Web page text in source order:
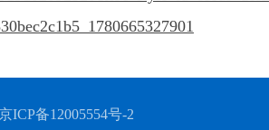
ICP备12005554号-2